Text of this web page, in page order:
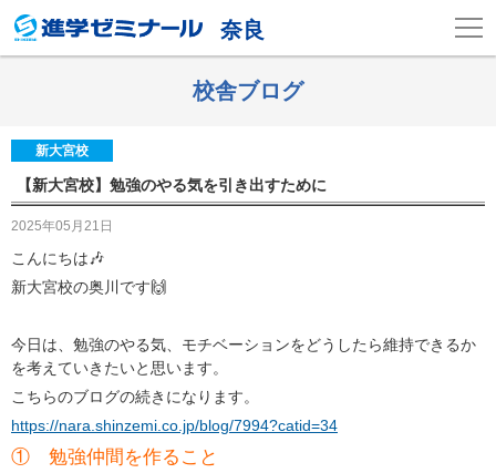
奈良
校舎ブログ
新大宮校
【新大宮校】勉強のやる気を引き出すために
2025年05月21日
こんにちは🎶
新大宮校の奥川です🙌
今日は、勉強のやる気、モチベーションをどうしたら維持できるか
を考えていきたいと思います。
こちらのブログの続きになります。
https://nara.shinzemi.co.jp/blog/7994?catid=34
① 勉強仲間を作ること